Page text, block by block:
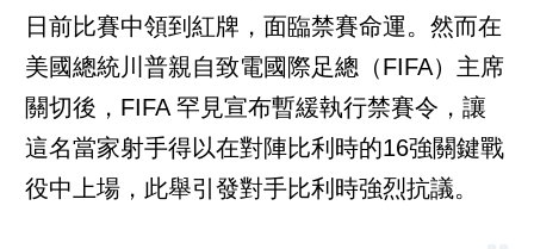
日前比賽中領到紅牌，面臨禁賽命運。然而在
美國總統川普親自致電國際足總（FIFA）主席
關切後，FIFA 罕見宣布暫緩執行禁賽令，讓
這名當家射手得以在對陣比利時的16強關鍵戰
役中上場，此舉引發對手比利時強烈抗議。